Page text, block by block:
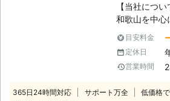
豊富なベテ
家具移動組立
作業や移動作
【当社につ
和歌山を中心
す。家具組
お客様のお困
暮らしをお手
ります。お客
のお客様にご
目安料金
定休日
営業時間
365日24時間対応 サポート万全 低価格